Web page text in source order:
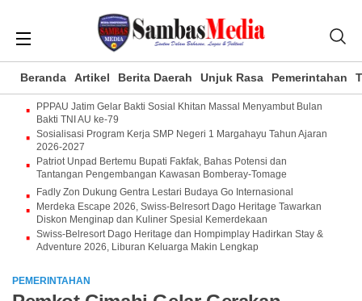
Beranda Artikel Berita Daerah Unjuk Rasa Pemerintahan
PPPAU Jatim Gelar Bakti Sosial Khitan Massal Menyambut Bulan
Bakti TNI AU ke-79
Sosialisasi Program Kerja SMP Negeri 1 Margahayu Tahun Ajaran
2026-2027
Patriot Unpad Bertemu Bupati Fakfak, Bahas Potensi dan
Tantangan Pengembangan Kawasan Bomberay-Tomage
Fadly Zon Dukung Gentra Lestari Budaya Go Internasional
Merdeka Escape 2026, Swiss-Belresort Dago Heritage Tawarkan
Diskon Menginap dan Kuliner Spesial Kemerdekaan
Swiss-Belresort Dago Heritage dan Hompimplay Hadirkan Stay &
Adventure 2026, Liburan Keluarga Makin Lengkap
PEMERINTAHAN